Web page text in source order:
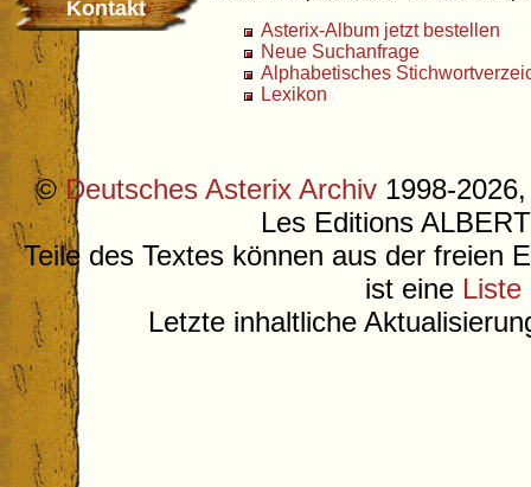
Kontakt
Asterix-Album jetzt bestellen
Neue Suchanfrage
Alphabetisches
Lexikon
©Deutsches Asterix Archiv 1998-
Les Editions
Teile des Textes können aus der freien
ist eine Liste
Letzte inhaltliche